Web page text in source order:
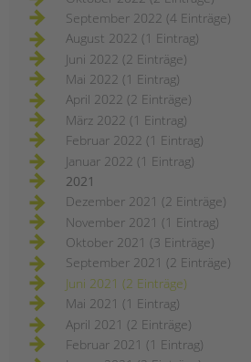
September 2022 (4 Einträge)
August 2022 (1 Eintrag)
Juni 2022 (2 Einträge)
Mai 2022 (1 Eintrag)
April 2022 (2 Einträge)
März 2022 (1 Eintrag)
Februar 2022 (1 Eintrag)
Januar 2022 (1 Eintrag)
2021
Dezember 2021 (2 Einträge)
November 2021 (1 Eintrag)
Oktober 2021 (3 Einträge)
September 2021 (2 Einträge)
Juni 2021 (2 Einträge)
Mai 2021 (1 Eintrag)
April 2021 (2 Einträge)
Februar 2021 (1 Eintrag)